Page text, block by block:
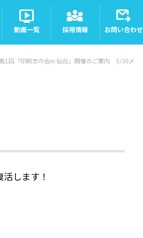
live_tv
動画一覧
diversity_3
採用情報
outgoing_mail
お問い合わせ
1回「印刷志の会in 仙台」開催のご案内 5/30〆
します！